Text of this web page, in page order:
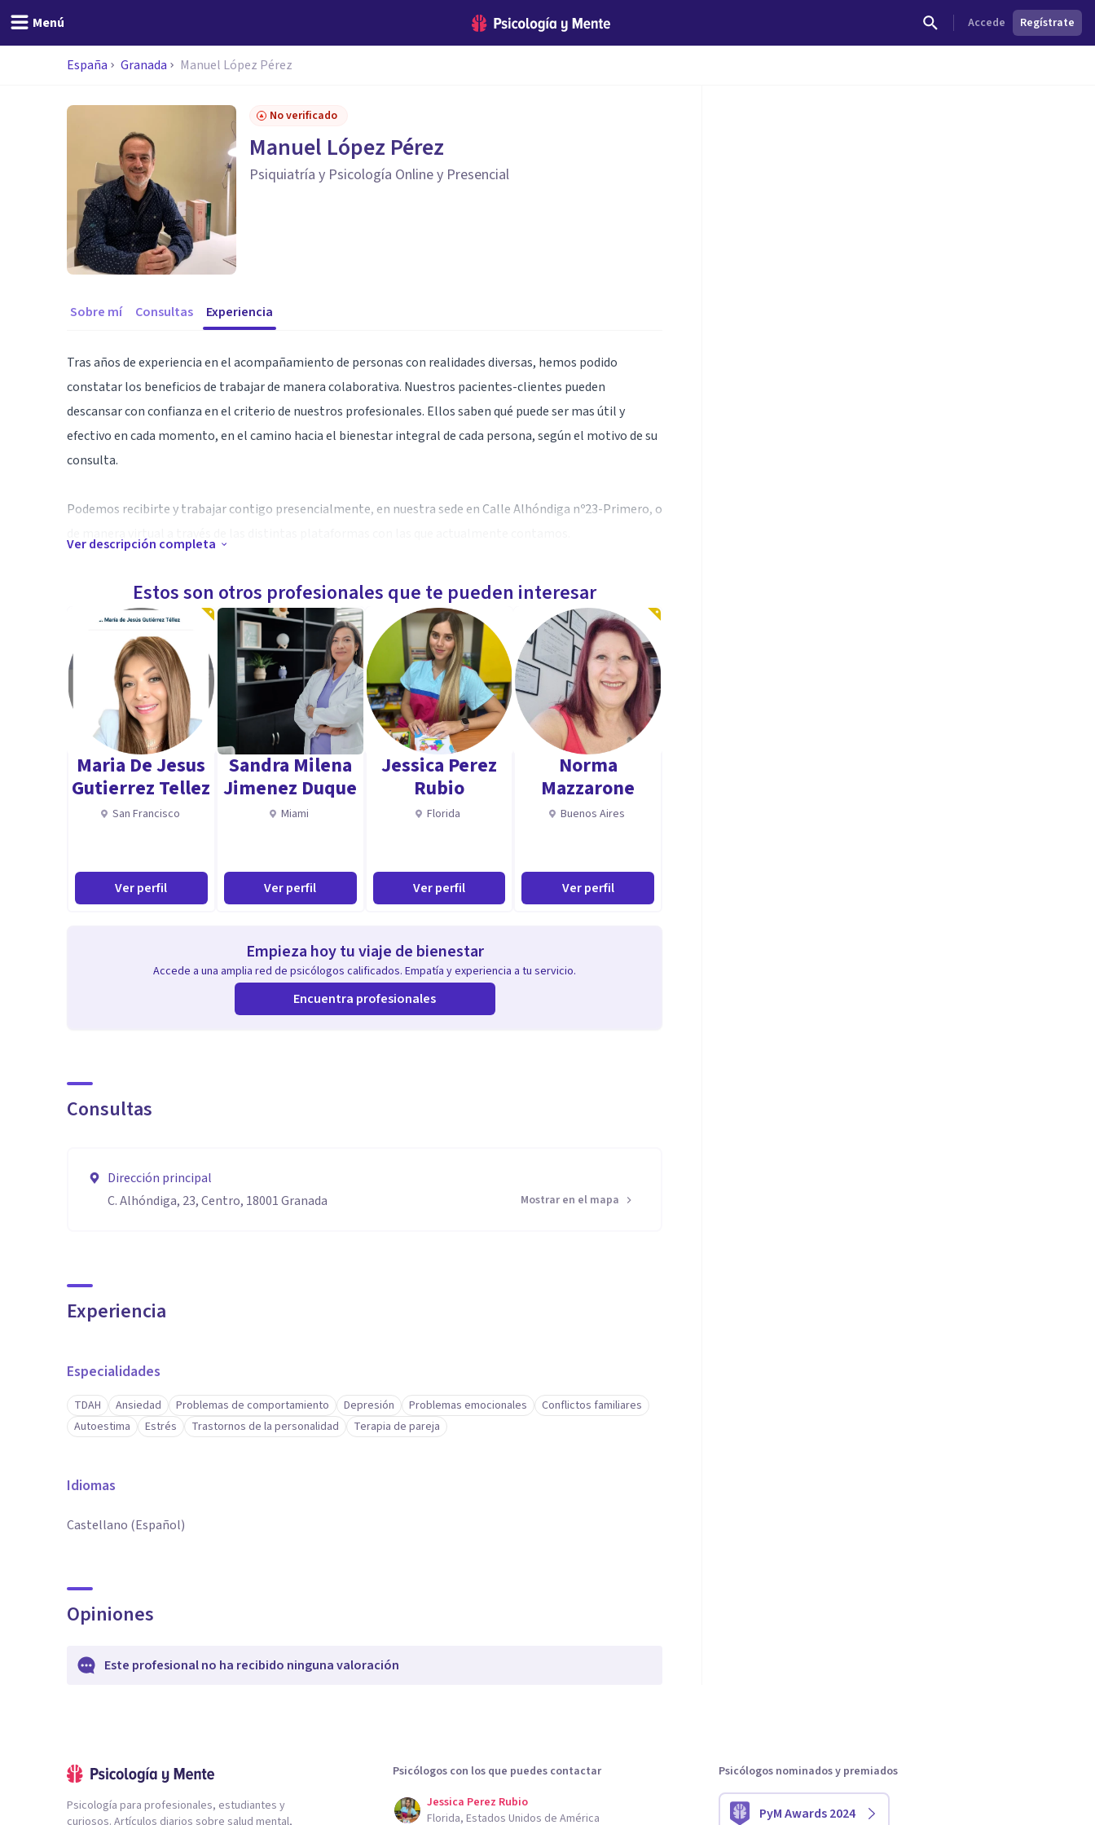
Menú Accede Regístrate
España Granada Manuel López Pérez
No verificado
Manuel López Pérez
Psiquiatría y Psicología Online y Presencial
Sobre mí Consultas Experiencia
Tras años de experiencia en el acompañamiento de personas con realidades diversas, hemos podido
constatar los beneficios de trabajar de manera colaborativa. Nuestros pacientes-clientes pueden
descansar con confianza en el criterio de nuestros profesionales. Ellos saben qué puede ser mas útil y
efectivo en cada momento, en el camino hacia el bienestar integral de cada persona, según el motivo de su
consulta.
Podemos recibirte y trabajar contigo presencialmente, en nuestra sede en Calle Alhóndiga nº23-Primero, o
Ábrete a nuevas posibilidades y ven a visitarnos. Tu salud mental nos importa. Sea cual sea el momento
vital en el que te encuentres, sabemos como acompañarte. Tu bienestar es nuestra prioridad. El buen
funcionamiento y manejo de tus relaciones personales nos inspira y nos mueve a descubrirte las
herramientas y opciones que tienes a tu alcance.
Especialidad
Diagnóstico y plano terapéutico personalizado desde una perspectiva
biopsicosocial (ansiedad, depresión, psicosis, esquizofrenia, trastornos
de la personalidad, trastorno bipolar, TDAH, TOC….).
Psiquiatría forense y peritajes.
Psicología de adultos, psicología infantil y juvenil, terapia familiar y de pareja, psicología forense y
peritajes, psicología de la infertilidad y la reproducción asistida, psicooncología, adicciones, trastornos de
Ver descripción completa
Estos son otros profesionales que te pueden interesar
Maria De Jesus
Gutierrez Tellez
San Francisco
Ver perfil
Sandra Milena
Jimenez Duque
Miami
Ver perfil
Jessica Perez
Rubio
Florida
Ver perfil
Norma
Mazzarone
Buenos Aires
Ver perfil
Empieza hoy tu viaje de bienestar
Accede a una amplia red de psicólogos calificados. Empatía y experiencia a tu servicio.
Encuentra profesionales
Consultas
Dirección principal
C. Alhóndiga, 23, Centro, 18001 Granada
Mostrar en el mapa
Experiencia
Especialidades
TDAH Ansiedad Problemas de comportamiento Depresión Problemas emocionales
Conflictos familiares
Autoestima
Estrés Trastornos de la personalidad Terapia de pareja
Idiomas
Castellano (Español)
Opiniones
Este profesional no ha recibido ninguna valoración
Psicología para profesionales, estudiantes y
curiosos. Artículos diarios sobre salud mental,
Psicólogos con los que puedes contactar
Jessica Perez Rubio
Florida, Estados Unidos de América
Psicólogos nominados y premiados
PyM Awards 2024